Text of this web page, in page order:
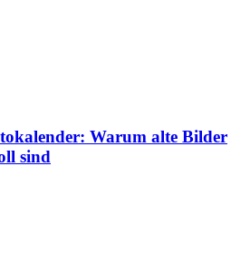
Warum alte Bilder
sind